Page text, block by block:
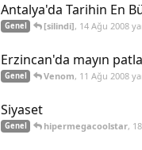
Antalya'da Tarihin En
Genel [silindi], 14 Ağu 2008
Erzincan'da mayın
Genel Venom, 11 Ağu 2008
Siyaset
Genel hipermegacoolstar,